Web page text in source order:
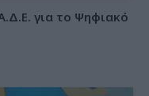
για το Ψηφιακό